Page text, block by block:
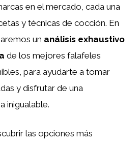
en el mercado, cada una
y técnicas de cocción. En
un análisis exhaustivo
de los mejores falafeles
para ayudarte a tomar
y disfrutar de una
inigualable.
las opciones más